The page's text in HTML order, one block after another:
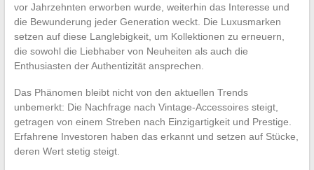
vor Jahrzehnten erworben wurde, weiterhin das Interesse und
die Bewunderung jeder Generation weckt. Die Luxusmarken
setzen auf diese Langlebigkeit, um Kollektionen zu erneuern,
die sowohl die Liebhaber von Neuheiten als auch die
Enthusiasten der Authentizität ansprechen.
Das Phänomen bleibt nicht von den aktuellen Trends
unbemerkt: Die Nachfrage nach Vintage-Accessoires steigt,
getragen von einem Streben nach Einzigartigkeit und Prestige.
Erfahrene Investoren haben das erkannt und setzen auf Stücke,
deren Wert stetig steigt.